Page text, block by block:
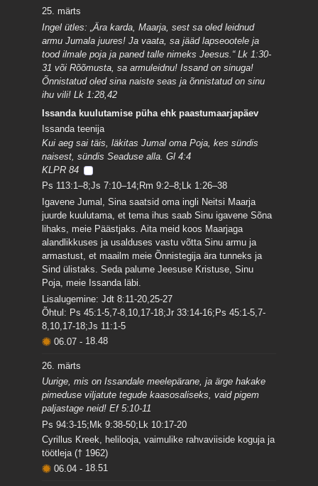
25. märts
Ingel ütles: „Ära karda, Maarja, sest sa oled leidnud
armu Jumala juures! Ja vaata, sa jääd lapseootele ja
tood ilmale poja ja paned talle nimeks Jeesus.“ Lk 1:30-
31 või Rõõmusta, sa armuleidnu! Issand on sinuga!
Õnnistatud oled sina naiste seas ja õnnistatud on sinu
ihu vili! Lk 1:28,42
Issanda kuulutamise püha ehk paastumaarjapäev
Issanda teenija
Kui aeg sai täis, läkitas Jumal oma Poja, kes sündis
naisest, sündis Seaduse alla. Gl 4:4
KLPR 84
Ps 113:1–8;Js 7:10–14;Rm 9:2–8;Lk 1:26–38
Igavene Jumal, Sina saatsid oma ingli Neitsi Maarja
juurde kuulutama, et tema ihus saab Sinu igavene Sõna
lihaks, meie Päästjaks. Aita meid koos Maarjaga
alandlikkuses ja usalduses vastu võtta Sinu armu ja
armastust, et maailm meie Õnnistegija ära tunneks ja
Sind ülistaks. Seda palume Jeesuse Kristuse, Sinu
Poja, meie Issanda läbi.
Lisalugemine: Jdt 8:11-20,25-27
Õhtul: Ps 45:1-5,7-8,10,17-18;Jr 33:14-16;Ps 45:1-5,7-
8,10,17-18;Js 11:1-5
06.07- 18.48
26. märts
Uurige, mis on Issandale meelepärane, ja ärge hakake
pimeduse viljatute tegude kaasosaliseks, vaid pigem
paljastage neid! Ef 5:10-11
Ps 94:3-15;Mk 9:38-50;Lk 10:17-20
Cyrillus Kreek, helilooja, vaimulike rahvaviiside koguja ja
töötleja († 1962)
06.04- 18.51